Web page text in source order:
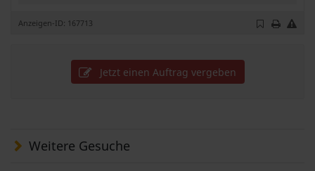
Anzeigen-ID: 167713
Jetzt einen Auftrag vergeben
Weitere Gesuche